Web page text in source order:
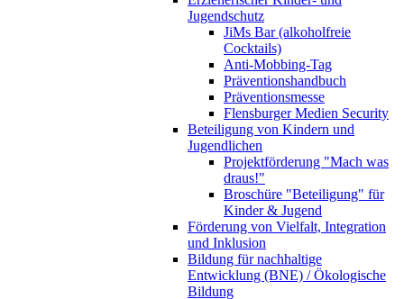
Jugendschutz
JiMs Bar (alkoholfreie
Cocktails)
Anti-Mobbing-Tag
Präventionshandbuch
Präventionsmesse
Flensburger Medien Security
Beteiligung von Kindern und
Jugendlichen
Projektförderung "Mach was
draus!"
Broschüre "Beteiligung" für
Kinder & Jugend
Förderung von Vielfalt, Integration
und Inklusion
Bildung für nachhaltige
Entwicklung (BNE) / Ökologische
Bildung